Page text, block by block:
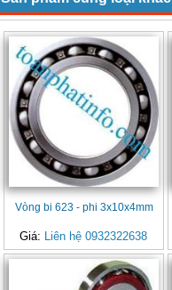
Vòng bi 623 - phi 3x10x4mm
Giá: Liên hệ 0932322638